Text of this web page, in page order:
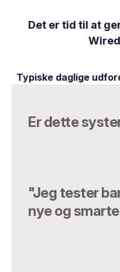
Det er tid til at
Typiske daglige
Er dette
"Jeg tester
nye og